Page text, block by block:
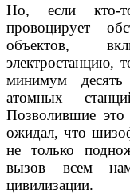
Но, если кто-
провоцирует
объектов,
электростанцию,
минимум
атомных
Позволившие
ожидал, что
не только
вызов всем
цивилизации.